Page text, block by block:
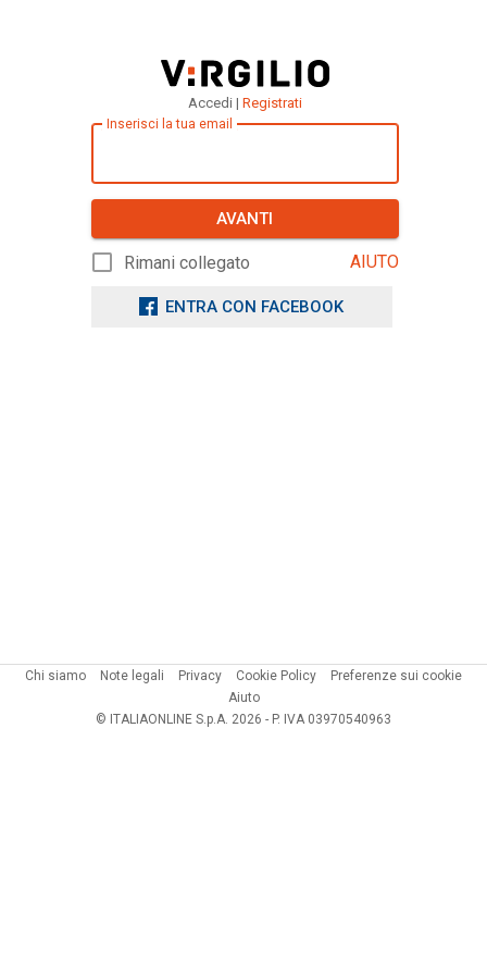
Accedi | Registrati
Inserisci la tua email
AVANTI
Rimani collegato AIUTO
ENTRA CON FACEBOOK
Chi siamo Note legali Privacy Cookie Policy
Preferenze sui cookie
Aiuto
© ITALIAONLINE S.p.A. 2026 - P. IVA 03970540963